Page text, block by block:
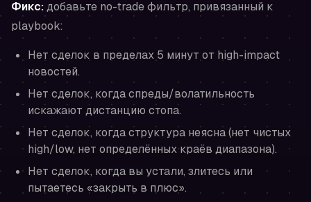
Фикс:добавьте no-trade фильтр, привязанный к
playbook:
Нет сделок в пределах 5 минут от high-impact
новостей.
Нет сделок, когда спреды/волатильность
искажают дистанцию стопа.
Нет сделок, когда структура неясна (нет чистых
high/low, нет определённых краёв диапазона).
Нет сделок, когда вы устали, злитесь или
пытаетесь «закрыть в плюс».